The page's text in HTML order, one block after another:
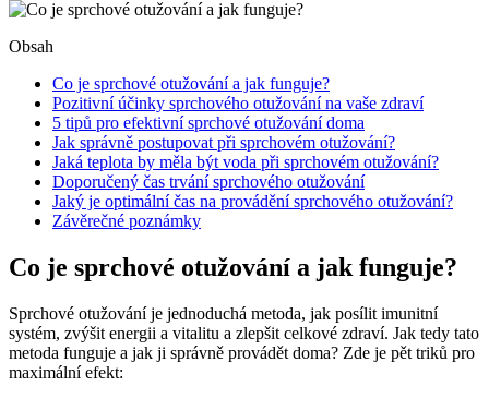
Obsah
Co je sprchové otužování a jak funguje?
Pozitivní účinky sprchového otužování na vaše zdraví
5 tipů pro efektivní sprchové otužování doma
Jak správně postupovat při sprchovém otužování?
Jaká teplota by měla být voda při sprchovém otužování?
Doporučený čas trvání sprchového otužování
Jaký je optimální čas na provádění sprchového otužování?
Závěrečné poznámky
Co je sprchové otužování a jak funguje?
Sprchové otužování je jednoduchá metoda, jak posílit imunitní
systém, zvýšit energii a vitalitu a zlepšit celkové zdraví. Jak tedy tato
metoda funguje a jak ji správně provádět doma? Zde je pět triků pro
maximální efekt: